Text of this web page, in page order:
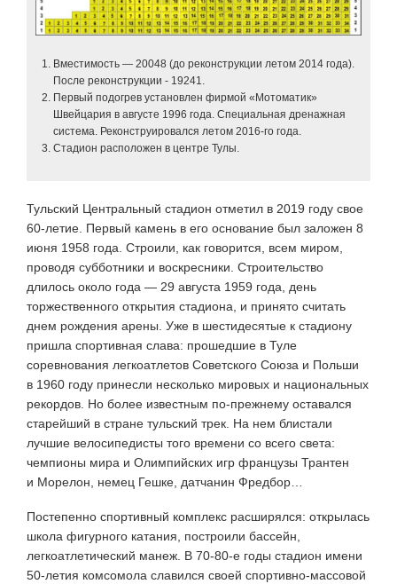
Вместимость — 20048 (до реконструкции летом 2014 года).
После реконструкции - 19241.
Первый подогрев установлен фирмой «Мотоматик»
Швейцария в августе 1996 года. Специальная дренажная
система. Реконструировался летом 2016-го года.
Стадион расположен в центре Тулы.
Тульский Центральный стадион отметил в 2019 году свое
60-летие. Первый камень в его основание был заложен 8
июня 1958 года. Строили, как говорится, всем миром,
проводя субботники и воскресники. Строительство
длилось около года — 29 августа 1959 года, день
торжественного открытия стадиона, и принято считать
днем рождения арены. Уже в шестидесятые к стадиону
пришла спортивная слава: прошедшие в Туле
соревнования легкоатлетов Советского Союза и Польши
в 1960 году принесли несколько мировых и национальных
рекордов. Но более известным по-прежнему оставался
старейший в стране тульский трек. На нем блистали
лучшие велосипедисты того времени со всего света:
чемпионы мира и Олимпийских игр французы Трантен
и Морелон, немец Гешке, датчанин Фредбор…
Постепенно спортивный комплекс расширялся: открылась
школа фигурного катания, построили бассейн,
легкоатлетический манеж. В 70-80-е годы стадион имени
50-летия комсомола славился своей спортивно-массовой